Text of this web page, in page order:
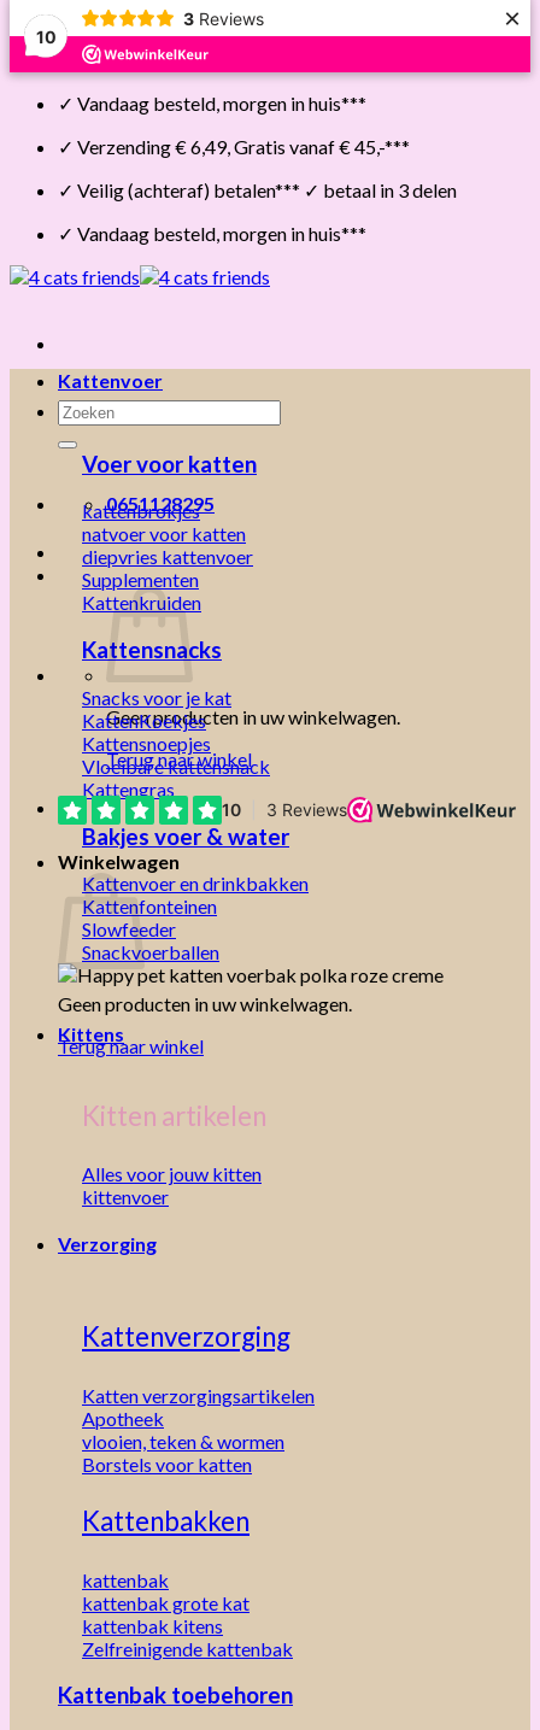
10
3 Reviews ×
Skip
✓ Vandaag besteld, morgen in huis***
✓ Verzending € 6,49, Gratis vanaf € 45,-***
✓ Veilig (achteraf) betalen*** ✓ betaal in 3 delen
✓ Vandaag besteld, morgen in huis***
Zoeken
naar:
0651128295
Geen producten in uw winkelwagen.
Terug naar winkel
Winkelwagen
Geen producten in uw winkelwagen.
Terug naar winkel
Kattenvoer
Voer voor katten
kattenbrokjes
natvoer voor katten
diepvries kattenvoer
Supplementen
Kattenkruiden
Kattensnacks
Snacks voor je kat
KattenKoekjes
Kattensnoepjes
Vloeibare kattensnack
Kattengras
Bakjes voer & water
Kattenvoer en drinkbakken
Kattenfonteinen
Slowfeeder
Snackvoerballen
Kittens
Kitten artikelen
Alles voor jouw kitten
kittenvoer
Verzorging
Kattenverzorging
Katten verzorgingsartikelen
Apotheek
vlooien, teken & wormen
Borstels voor katten
Kattenbakken
kattenbak
kattenbak grote kat
kattenbak kitens
Zelfreinigende kattenbak
Kattenbak toebehoren